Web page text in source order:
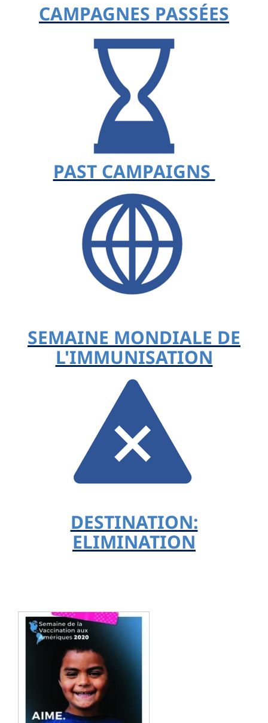
CAMPAGNES PASSÉES
PAST CAMPAIGNS
SEMAINE MONDIALE DE
L'IMMUNISATION
DESTINATION:
ELIMINATION